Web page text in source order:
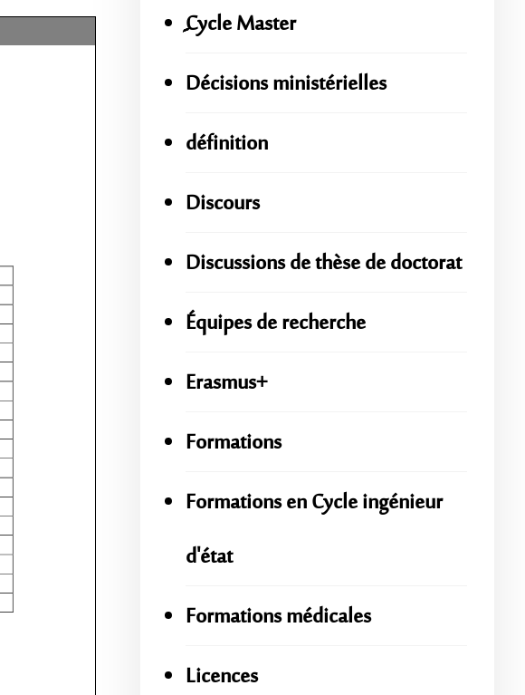
ِِِCycle Master
Décisions ministérielles
définition
Discours
Discussions de thèse de doctorat
Équipes de recherche
Erasmus+
Formations
Formations en Cycle ingénieur
d'état
Formations médicales
Licences